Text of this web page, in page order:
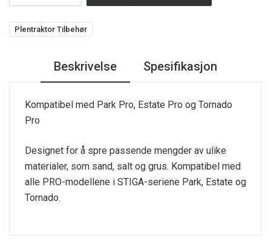
Plentraktor Tilbehør
Beskrivelse Spesifikasjon
Kompatibel med Park Pro, Estate Pro og Tornado
Pro
Designet for å spre passende mengder av ulike
materialer, som sand, salt og grus. Kompatibel med
alle PRO-modellene i STIGA-seriene Park, Estate og
Tornado.